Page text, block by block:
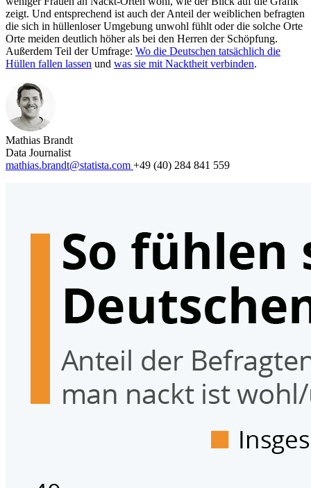
zeigt. Und entsprechend ist auch der Anteil der weiblichen befragten
die sich in hüllenloser Umgebung unwohl fühlt oder die solche Orte
Orte meiden deutlich höher als bei den Herren der Schöpfung.
Außerdem Teil der Umfrage: Wo die Deutschen tatsächlich die
Hüllen fallen lassen und was sie mit Nacktheit verbinden.
Mathias Brandt
Data Journalist
mathias.brandt@statista.com +49 (40) 284 841 559